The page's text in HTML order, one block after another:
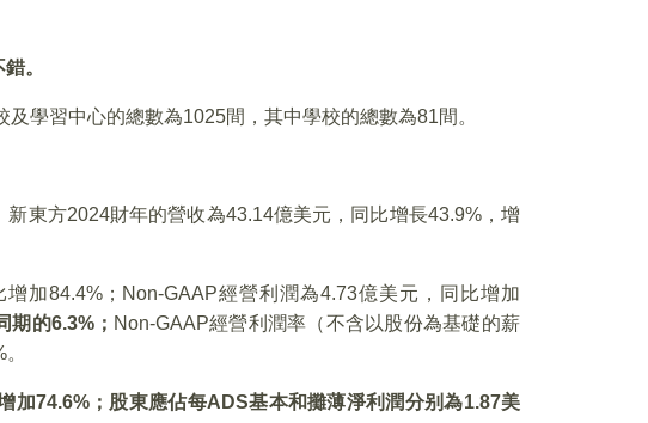
。
學習中心的總數為1025間，其中學校的總數為81間。
東方2024財年的營收為43.14億美元，同比增長43.9%，增
加84.4%；Non-GAAP經營利潤為4.73億美元，同比增加
期的6.3%； Non-GAAP經營利潤率（不含以股份為基礎的薪
加74.6%；股東應佔每ADS基本和攤薄淨利潤分别為1.87美